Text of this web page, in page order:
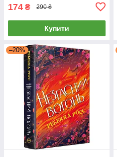
174 ₴ 290 ₴
Купити
–20%